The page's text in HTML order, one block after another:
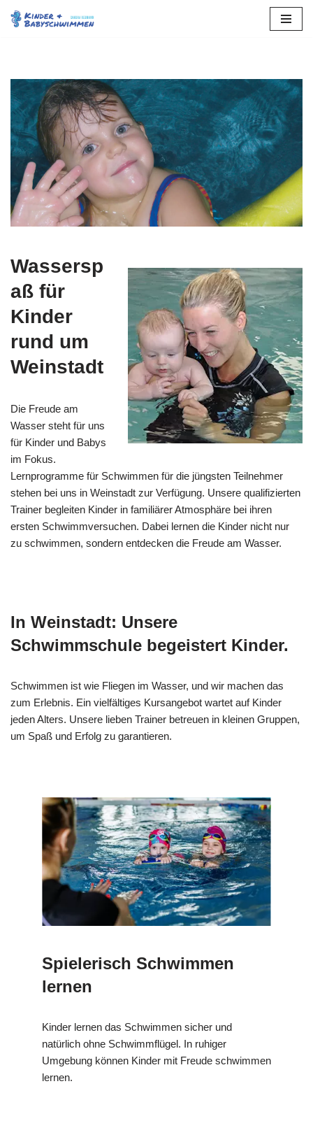
Wassersp
aß für
Kinder
rund um
Weinstadt
Die Freude am
Wasser steht für uns
für Kinder und Babys
im Fokus.
Lernprogramme für Schwimmen für die jüngsten Teilnehmer
stehen bei uns in Weinstadt zur Verfügung. Unsere qualifizierten
Trainer begleiten Kinder in familiärer Atmosphäre bei ihren
ersten Schwimmversuchen. Dabei lernen die Kinder nicht nur
zu schwimmen, sondern entdecken die Freude am Wasser.
In Weinstadt: Unsere
Schwimmschule begeistert Kinder.
Schwimmen ist wie Fliegen im Wasser, und wir machen das
zum Erlebnis. Ein vielfältiges Kursangebot wartet auf Kinder
jeden Alters. Unsere lieben Trainer betreuen in kleinen Gruppen,
um Spaß und Erfolg zu garantieren.
Spielerisch Schwimmen
lernen
Kinder lernen das Schwimmen sicher und
natürlich ohne Schwimmflügel. In ruhiger
Umgebung können Kinder mit Freude schwimmen
lernen.